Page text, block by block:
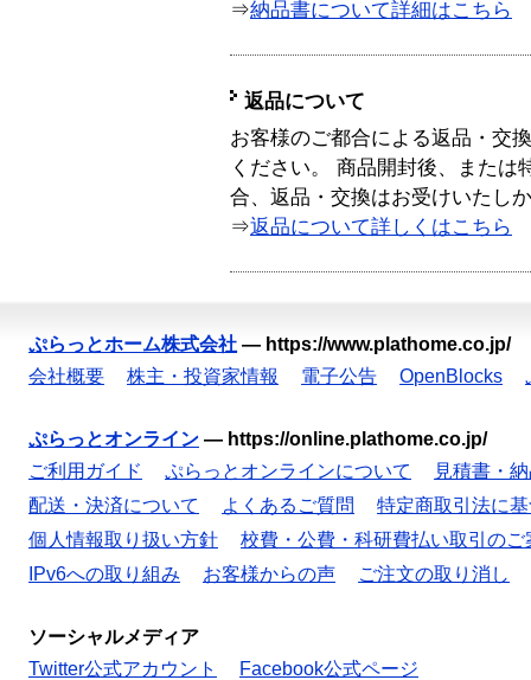
⇒納品書について詳細はこちら
返品について
お客様のご都合による返品・交
ください。 商品開封後、または
合、返品・交換はお受けいたし
⇒返品について詳しくはこちら
ぷらっとホーム株式会社 — https://www.plathome.co.jp/
会社概要
株主・投資家情報 電子公告 OpenBlocks
ぷらっとオンライン — https://online.plathome.co.jp/
ご利用ガイド
ぷらっとオンラインについて
見積書・
配送・決済について
よくあるご質問
特定商取引法に
個人情報取り扱い方針
校費・公費・科研費払い取引のご
IPv6への取り組み
お客様からの声 ご注文の取り消し
ソーシャルメディア
Twitter公式アカウント
Facebook公式ページ